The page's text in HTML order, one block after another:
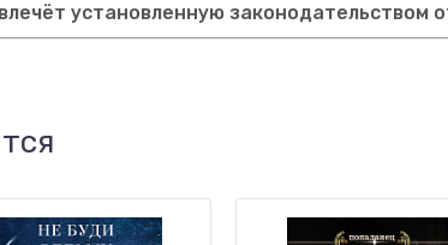
установленную законодательством